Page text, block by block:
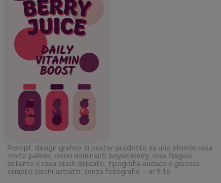
Prompt: design grafico di poster prodotto su uno sfondo rosa
molto pallido, colori dominanti boysenberry, rosa fragola
brillante e rosa blush delicato, tipografia audace e giocosa,
semplici cerchi astratti, senza fotografia --ar 9:16